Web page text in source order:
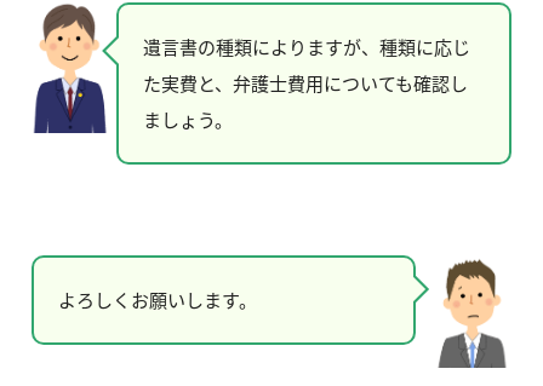
遺言書の種類によりますが、種類に応じ
た実費と、弁護士費用についても確認し
ましょう。
よろしくお願いします。